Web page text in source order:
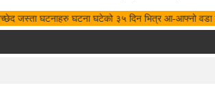
जस्ता घटनाहरु घटना घटेको ३५ दिन भित्र आ-आफ्नो वडा